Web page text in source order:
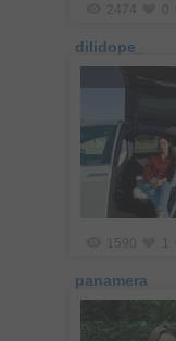
2474
dilidope_
1590
panamera